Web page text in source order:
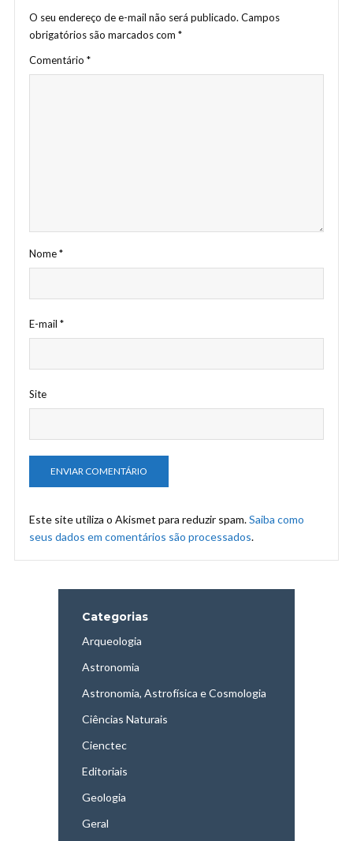
O seu endereço de e-mail não será publicado. Campos
obrigatórios são marcados com *
Comentário *
Nome*
E-mail *
Site
Este site utiliza o Akismet para reduzir spam.Saiba como
seus dados em comentários são processados.
Categorias
Arqueologia
Astronomia
Astronomia, Astrofísica e Cosmologia
Ciências Naturais
Cienctec
Editoriais
Geologia
Geral